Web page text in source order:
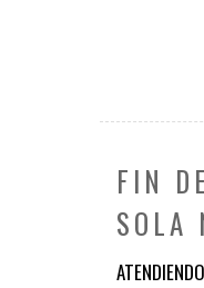
FIN
SOLA